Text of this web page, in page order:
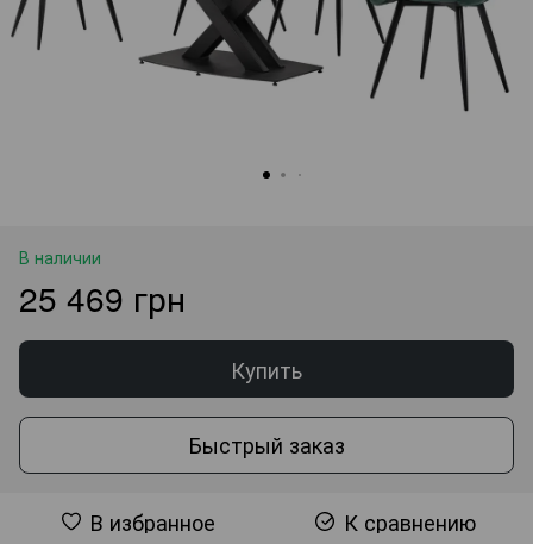
В наличии
25 469 грн
Купить
Быстрый заказ
В избранное К сравнению